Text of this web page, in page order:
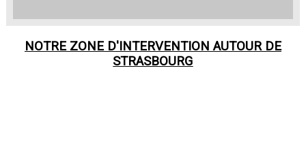
NOTRE ZONE D'INTERVENTION AUTOUR DE
STRASBOURG